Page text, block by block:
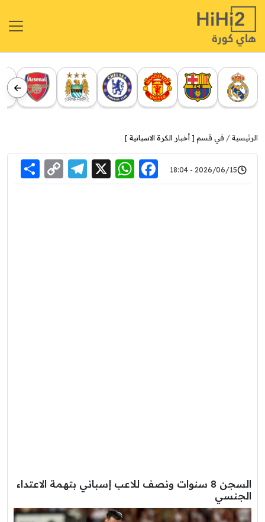
الرئيسية في قسم [ أخبار الكرة الاسبانية ]
2026/06/15 - 18:04
Facebook
WhatsApp
X
Link
السجن 8 سنوات ونصف للاعب إسباني بتهمة الاعتداء
الجنسي